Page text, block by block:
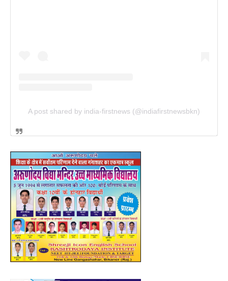
A post shared by india-firstnews (@indiafirstnewsbkn)